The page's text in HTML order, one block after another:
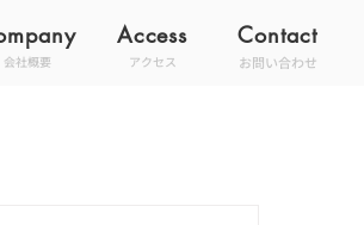
Access Contact
アクセス お問い合わせ
会社概要